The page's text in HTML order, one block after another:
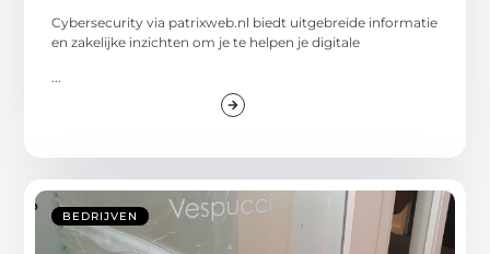
Cybersecurity via patrixweb.nl biedt uitgebreide informatie
en zakelijke inzichten om je te helpen je digitale
...
BEDRIJVEN